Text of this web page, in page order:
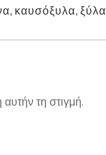
, καυσόξυλα,ξύλα
τη στιγμή.